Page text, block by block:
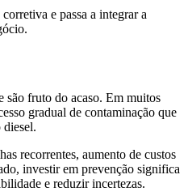
e passa a integrar a
são fruto do acaso. Em muitos
gradual de contaminação que
diesel.
recorrentes, aumento de custos
investir em prevenção significa
e reduzir incertezas.